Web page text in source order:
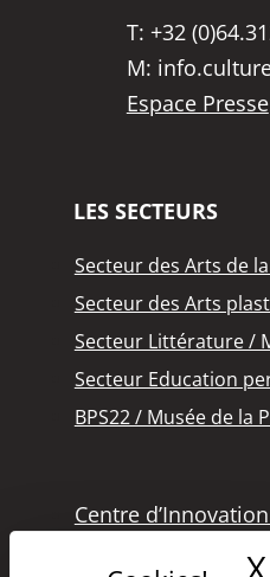
T: +32
M:
Espace Presse
LES SECTEURS
Secteur des Arts de
Secteur des Arts
Secteur Littérature /
Secteur Education
BPS22 / Musée de la
Centre